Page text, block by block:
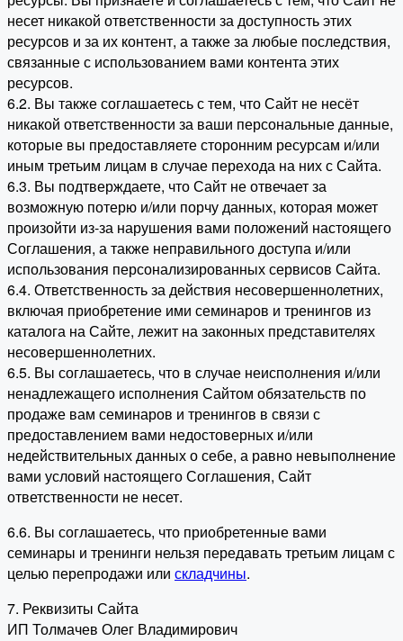
несет никакой ответственности за доступность этих
ресурсов и за их контент, а также за любые последствия,
связанные с использованием вами контента этих
ресурсов.
6.2. Вы также соглашаетесь с тем, что Сайт не несёт
никакой ответственности за ваши персональные данные,
которые вы предоставляете сторонним ресурсам и/или
иным третьим лицам в случае перехода на них с Сайта.
6.3. Вы подтверждаете, что Сайт не отвечает за
возможную потерю и/или порчу данных, которая может
произойти из-за нарушения вами положений настоящего
Соглашения, а также неправильного доступа и/или
использования персонализированных сервисов Сайта.
6.4. Ответственность за действия несовершеннолетних,
включая приобретение ими семинаров и тренингов из
каталога на Сайте, лежит на законных представителях
несовершеннолетних.
6.5. Вы соглашаетесь, что в случае неисполнения и/или
ненадлежащего исполнения Сайтом обязательств по
продаже вам семинаров и тренингов в связи с
предоставлением вами недостоверных и/или
недействительных данных о себе, а равно невыполнение
вами условий настоящего Соглашения, Сайт
ответственности не несет.
6.6. Вы соглашаетесь, что приобретенные вами
семинары и тренинги нельзя передавать третьим лицам с
целью перепродажи или складчины.
7. Реквизиты Сайта
ИП Толмачев Олег Владимирович